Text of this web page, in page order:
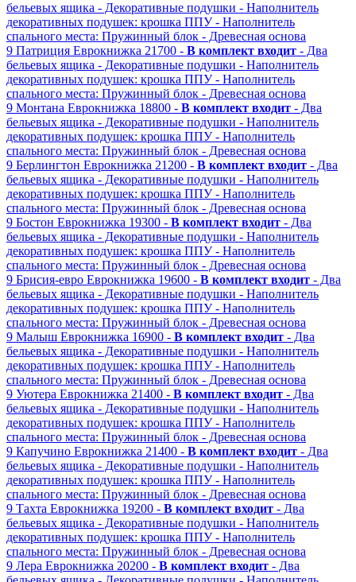
бельевых ящика - Декоративные подушки - Наполнитель
декоративных подушек: крошка ППУ - Наполнитель
спального места: Пружинный блок - Древесная основа
9 Патриция Еврокнижка 21700 - В комплект входит - Два
бельевых ящика - Декоративные подушки - Наполнитель
декоративных подушек: крошка ППУ - Наполнитель
спального места: Пружинный блок - Древесная основа
9 Монтана Еврокнижка 18800 - В комплект входит - Два
бельевых ящика - Декоративные подушки - Наполнитель
декоративных подушек: крошка ППУ - Наполнитель
спального места: Пружинный блок - Древесная основа
9 Берлингтон Еврокнижка 21200 - В комплект входит - Два
бельевых ящика - Декоративные подушки - Наполнитель
декоративных подушек: крошка ППУ - Наполнитель
спального места: Пружинный блок - Древесная основа
9 Бостон Еврокнижка 19300 - В комплект входит - Два
бельевых ящика - Декоративные подушки - Наполнитель
декоративных подушек: крошка ППУ - Наполнитель
спального места: Пружинный блок - Древесная основа
9 Брисия-евро Еврокнижка 19600 - В комплект входит - Два
бельевых ящика - Декоративные подушки - Наполнитель
декоративных подушек: крошка ППУ - Наполнитель
спального места: Пружинный блок - Древесная основа
9 Малыш Еврокнижка 16900 - В комплект входит - Два
бельевых ящика - Декоративные подушки - Наполнитель
декоративных подушек: крошка ППУ - Наполнитель
спального места: Пружинный блок - Древесная основа
9 Уютера Еврокнижка 21400 - В комплект входит - Два
бельевых ящика - Декоративные подушки - Наполнитель
декоративных подушек: крошка ППУ - Наполнитель
спального места: Пружинный блок - Древесная основа
9 Капучино Еврокнижка 21400 - В комплект входит - Два
бельевых ящика - Декоративные подушки - Наполнитель
декоративных подушек: крошка ППУ - Наполнитель
спального места: Пружинный блок - Древесная основа
9 Тахта Еврокнижка 19200 - В комплект входит - Два
бельевых ящика - Декоративные подушки - Наполнитель
декоративных подушек: крошка ППУ - Наполнитель
спального места: Пружинный блок - Древесная основа
9 Лера Еврокнижка 20200 - В комплект входит - Два